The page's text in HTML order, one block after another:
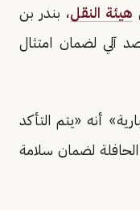
هيئة النقل، بندر بن
من 900 نظام رصد آلي لضمان امتثال
أنه «يتم التأكد
الحافلة لضمان سلامة